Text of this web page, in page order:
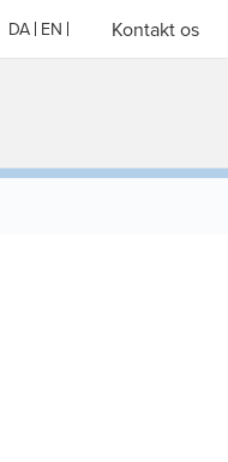
DA EN Kontakt os